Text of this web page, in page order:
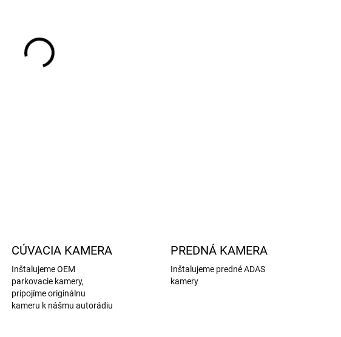
INTEGROVANÉ DAB+
CÚVACIA KAMERA
Inštalujeme OEM
parkovacie kamery,
pripojíme originálnu
kameru k nášmu autorádiu
PREDNÁ KAMERA
Inštalujeme predné ADAS
kamery